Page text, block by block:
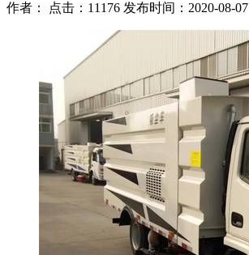
作者： 点击：11176 发布时间：2020-08-07